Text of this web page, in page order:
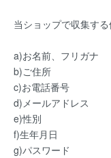
当ショップで収集す
a)お名前、フリガナ
b)ご住所
c)お電話番号
d)メールアドレス
e)性別
f)生年月日
g)パスワード